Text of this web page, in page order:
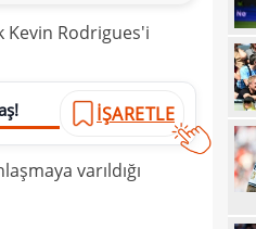
Kevin Rodrigues'i
İŞARETLE
varıldığı